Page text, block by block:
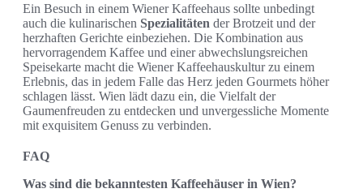
Ein Besuch in einem Wiener Kaffeehaus sollte unbedingt
auch die kulinarischen Spezialitäten der Brotzeit und der
herzhaften Gerichte einbeziehen. Die Kombination aus
hervorragendem Kaffee und einer abwechslungsreichen
Speisekarte macht die Wiener Kaffeehauskultur zu einem
Erlebnis, das in jedem Falle das Herz jeden Gourmets höher
schlagen lässt. Wien lädt dazu ein, die Vielfalt der
Gaumenfreuden zu entdecken und unvergessliche Momente
mit exquisitem Genuss zu verbinden.
FAQ
Was sind die bekanntesten Kaffeehäuser in Wien?